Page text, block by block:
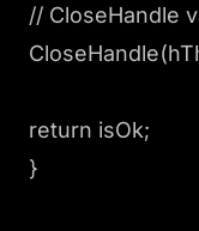
// CloseHandle
return isOk;
}